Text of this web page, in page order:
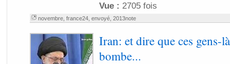
Vue : 2705 fois
novembre, france24, envoyé, 2013note
Iran: et dire que ces gens-
bombe...